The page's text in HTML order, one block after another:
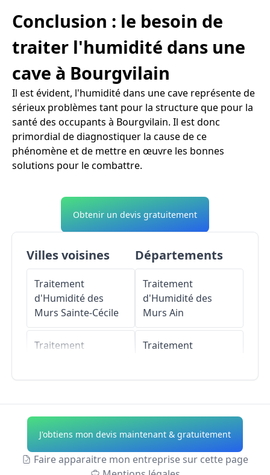
Conclusion : le besoin de
traiter l'humidité dans une
cave à Bourgvilain
Il est évident, l'humidité dans une cave représente de
sérieux problèmes tant pour la structure que pour la
santé des occupants à Bourgvilain. Il est donc
primordial de diagnostiquer la cause de ce
phénomène et de mettre en œuvre les bonnes
solutions pour le combattre.
Obtenir un devis gratuitement
Villes voisines
Traitement
d'Humidité des
Murs Sainte-Cécile
Traitement
Traitement
d'Humidité des
Murs Clermain
Traitement
Départements
Traitement
d'Humidité des
Murs Ain
Traitement
Traitement
d'Humidité des
Murs Allier
Traitement
J'obtiens mon devis maintenant & gratuitement
Faire apparaitre mon entreprise sur cette page